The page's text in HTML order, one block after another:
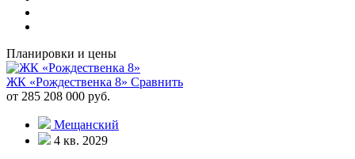
Планировки и цены
ЖК «Рождественка 8» Сравнить
от 285 208 000 руб.
Мещанский
4 кв. 2029